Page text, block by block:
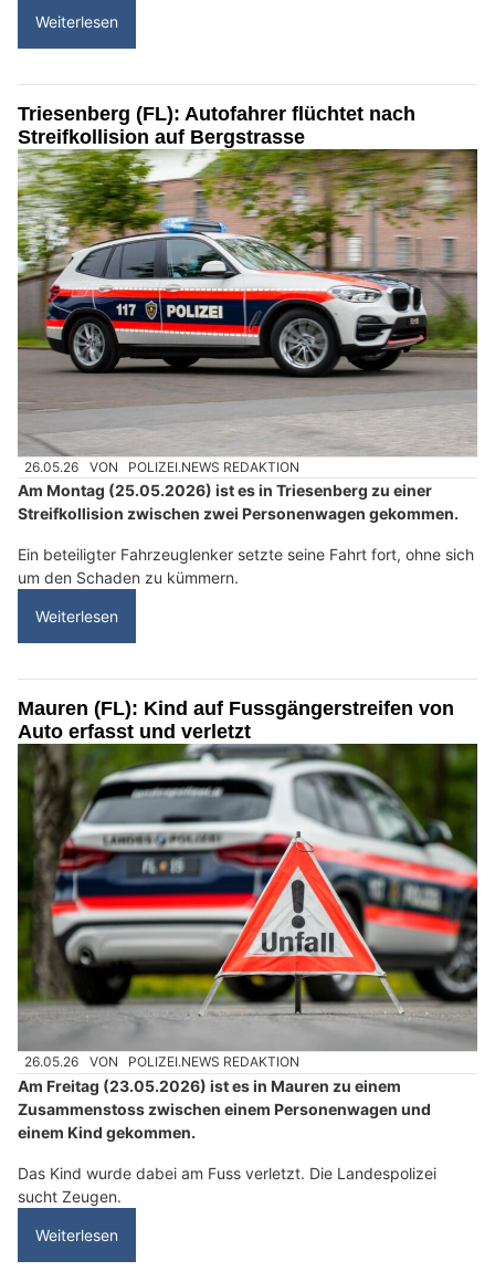
Weiterlesen
Triesenberg (FL): Autofahrer flüchtet nach
Streifkollision auf Bergstrasse
26.05.26 VON POLIZEI.NEWS REDAKTION
Am Montag (25.05.2026) ist es in Triesenberg zu einer
Streifkollision zwischen zwei Personenwagen gekommen.
Ein beteiligter Fahrzeuglenker setzte seine Fahrt fort, ohne sich
um den Schaden zu kümmern.
Weiterlesen
Mauren (FL): Kind auf Fussgängerstreifen von
Auto erfasst und verletzt
26.05.26 VON POLIZEI.NEWS REDAKTION
Am Freitag (23.05.2026) ist es in Mauren zu einem
Zusammenstoss zwischen einem Personenwagen und
einem Kind gekommen.
Das Kind wurde dabei am Fuss verletzt. Die Landespolizei
sucht Zeugen.
Weiterlesen